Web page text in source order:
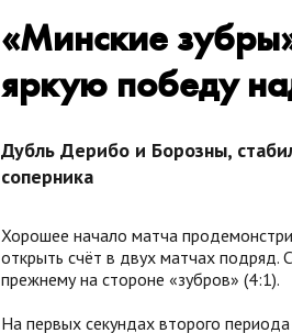
«Минские
яркую победу
Дубль Дерибо и Борозны,
соперника
Хорошее начало матча
открыть счёт в двух матчах подряд.
прежнему на стороне «зубров» (4:1).
На первых секундах второго